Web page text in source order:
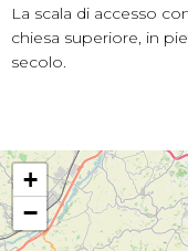
La scala di accesso
chiesa superiore, in
secolo.
+
−